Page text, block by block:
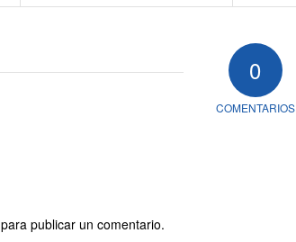
0
COMENTARIOS
para publicar un comentario.